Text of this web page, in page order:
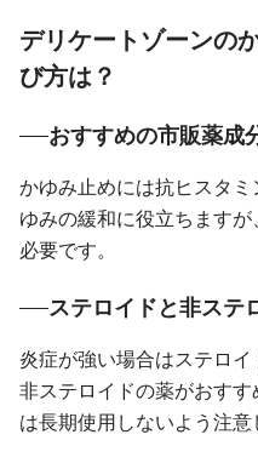
デリケートゾーンの
び方は？
おすすめの市販薬成
かゆみ止めには抗ヒスタ
ゆみの緩和に役立ちます
必要です。
ステロイドと非ステ
炎症が強い場合はステロ
非ステロイドの薬がおす
は長期使用しないよう注意